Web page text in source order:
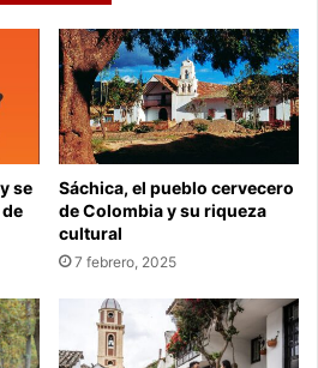
se
Sáchica, el pueblo cervecero
de Colombia y su riqueza
cultural
7 febrero, 2025